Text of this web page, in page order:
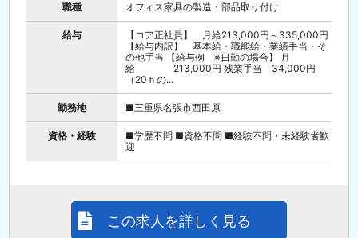
職種 オフィス家具の製造・部品取り付け
給与
【コア正社員】 月給213,000円～335,000円
【給与内訳】 基本給・職能給・業績手当・そ
の他手当 【給与例 ※日勤の場合】 月
給 213,000円 残業手当 34,000円
（20ｈの...
勤務地 ■三重県名張市西田原
資格・経験
■学歴不問 ■資格不問 ■経験不問・未経験者歓
迎
この求人を詳しく見る